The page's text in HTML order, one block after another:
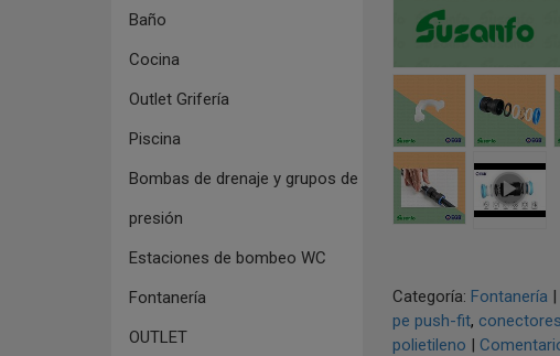
Baño
Cocina
Outlet Grifería
Piscina
Bombas de drenaje y grupos de
presión
Estaciones de bombeo WC
Fontanería
OUTLET
Categoría: Fontanería |
pe push-fit
polietileno |